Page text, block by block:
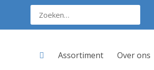
Assortiment Over ons